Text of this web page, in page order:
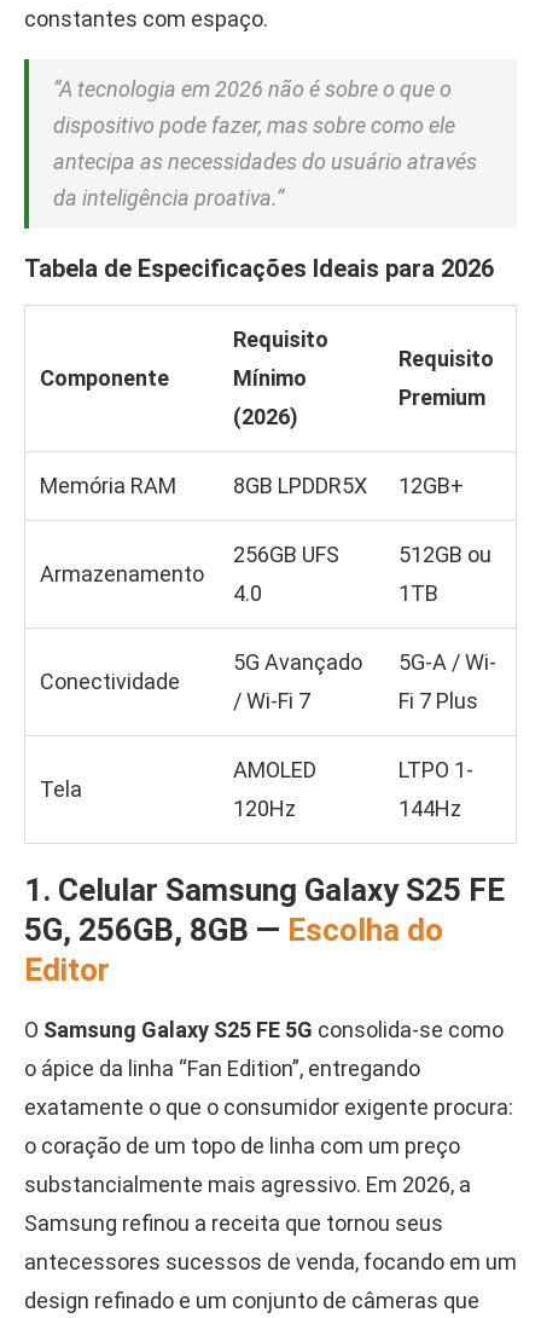
constantes com espaço.
“A tecnologia em 2026 não é sobre o que o
dispositivo pode fazer, mas sobre como ele
antecipa as necessidades do usuário através
da inteligência proativa.”
Tabela de Especificações Ideais para 2026
Componente
Requisito
Mínimo
(2026)
Requisito
Premium
Memória RAM 8GB LPDDR5X 12GB+
Armazenamento
256GB UFS
4.0
512GB ou
1TB
Conectividade
5G Avançado
/ Wi-Fi 7
5G-A / Wi-
Fi 7 Plus
Tela
AMOLED
120Hz
LTPO 1-
144Hz
1. Celular Samsung Galaxy S25 FE
5G, 256GB, 8GB — Escolha do
Editor
O Samsung Galaxy S25 FE 5G consolida-se como
o ápice da linha “Fan Edition”, entregando
exatamente o que o consumidor exigente procura:
o coração de um topo de linha com um preço
substancialmente mais agressivo. Em 2026, a
Samsung refinou a receita que tornou seus
antecessores sucessos de venda, focando em um
design refinado e um conjunto de câmeras que